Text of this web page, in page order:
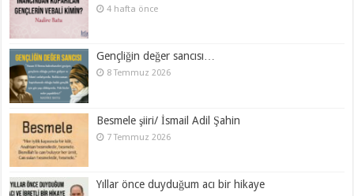
4 hafta önce
Gençliğin değer sancısı…
8 Temmuz 2026
Besmele şiiri/ İsmail Adil Şahin
7 Temmuz 2026
Yıllar önce duyduğum acı bir hikaye